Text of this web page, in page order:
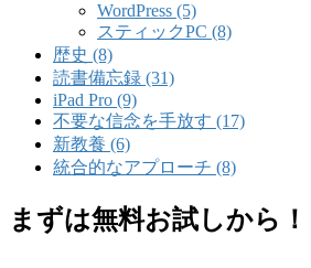
WordPress (5)
スティックPC (8)
歴史 (8)
読書備忘録 (31)
iPad Pro (9)
不要な信念を手放す (17)
新教養 (6)
統合的なアプローチ (8)
まずは無料お試しから！